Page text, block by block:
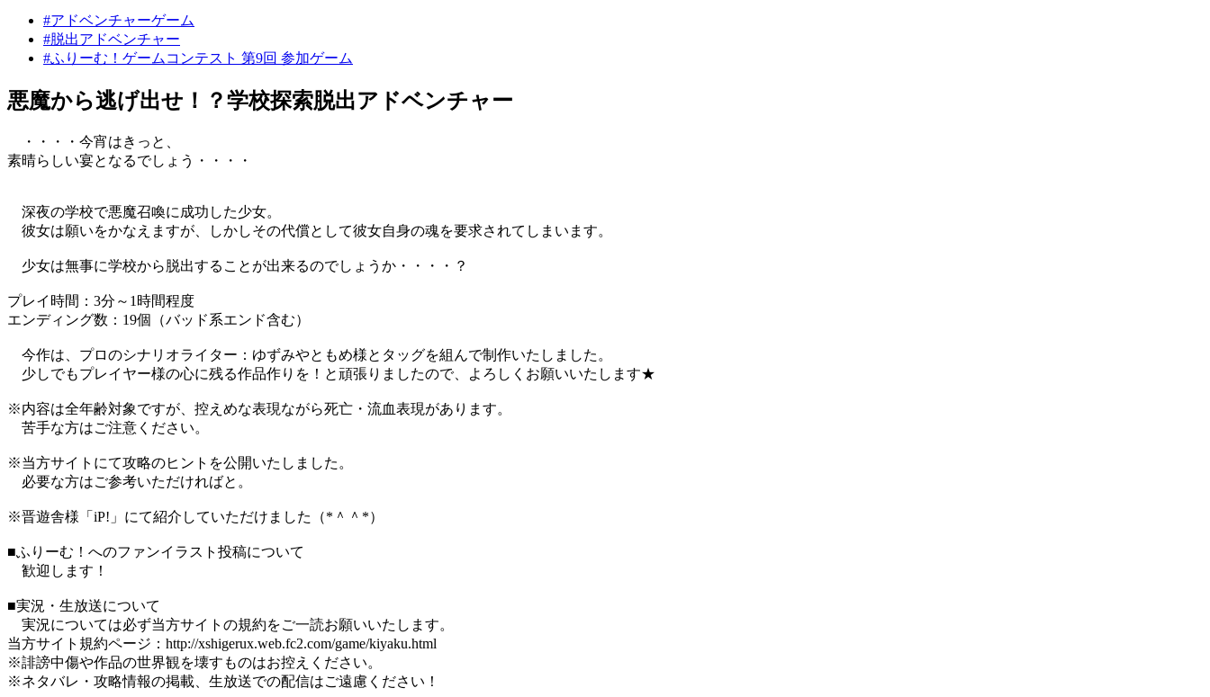
#アドベンチャーゲーム
#脱出アドベンチャー
#ふりーむ！ゲームコンテスト 第9回 参加ゲーム
悪魔から逃げ出せ！？学校探索脱出アドベンチャー
・・・・今宵はきっと、
素晴らしい宴となるでしょう・・・・
深夜の学校で悪魔召喚に成功した少女。
彼女は願いをかなえますが、しかしその代償として彼女自身の魂を要求されてしまいます。
少女は無事に学校から脱出することが出来るのでしょうか・・・・？
プレイ時間：3分～1時間程度
エンディング数：19個（バッド系エンド含む）
今作は、プロのシナリオライター：ゆずみやともめ様とタッグを組んで制作いたしました。
少しでもプレイヤー様の心に残る作品作りを！と頑張りましたので、よろしくお願いいたします★
※内容は全年齢対象ですが、控えめな表現ながら死亡・流血表現があります。
苦手な方はご注意ください。
※当方サイトにて攻略のヒントを公開いたしました。
必要な方はご参考いただければと。
※晋遊舎様「iP!」にて紹介していただけました（*＾＾*）
■ふりーむ！へのファンイラスト投稿について
歓迎します！
■実況・生放送について
実況については必ず当方サイトの規約をご一読お願いいたします。
当方サイト規約ページ：http://xshigerux.web.fc2.com/game/kiyaku.html
※誹謗中傷や作品の世界観を壊すものはお控えください。
※ネタバレ・攻略情報の掲載、生放送での配信はご遠慮ください！